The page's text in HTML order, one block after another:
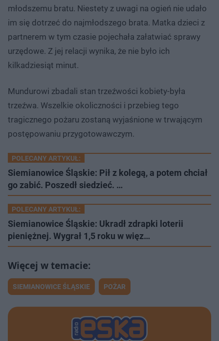
młodszemu bratu. Niestety z uwagi na ogień nie udało
im się dotrzeć do najmłodszego brata. Matka dzieci z
partnerem w tym czasie pojechała załatwiać sprawy
urzędowe. Z jej relacji wynika, że nie było ich
kilkadziesiąt minut.
Mundurowi zbadali stan trzeźwości kobiety-była
trzeźwa. Wszelkie okoliczności i przebieg tego
tragicznego pożaru zostaną wyjaśnione w trwającym
postępowaniu przygotowawczym.
POLECANY ARTYKUŁ:
Siemianowice Śląskie: Pił z kolegą, a potem chciał
go zabić. Poszedł siedzieć. …
POLECANY ARTYKUŁ:
Siemianowice Śląskie: Ukradł zdrapki loterii
pieniężnej. Wygrał 1,5 roku w więz…
SIEMIANOWICE ŚLĄSKIE POŻAR